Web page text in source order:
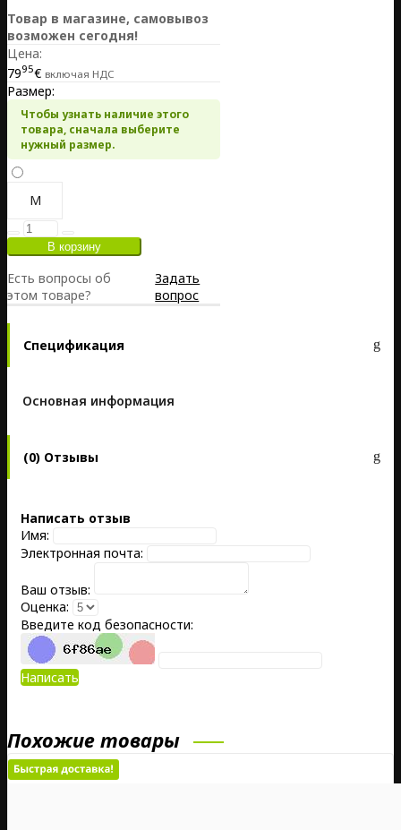
Товар в магазине, самовывоз
возможен сегодня!
Цена:
7995€ включая НДС
Размер:
Чтобы узнать наличие этого
товара, сначала выберите
нужный размер.
M
Есть вопросы об
этом товаре?
Задать
вопрос
Спецификация
Основная информация
(0) Отзывы
Написать отзыв
Имя:
Электронная почта:
Ваш отзыв:
Оценка:
Введите код безопасности:
Написать
Похожие товары